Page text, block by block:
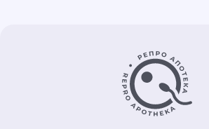
Контакты и информация